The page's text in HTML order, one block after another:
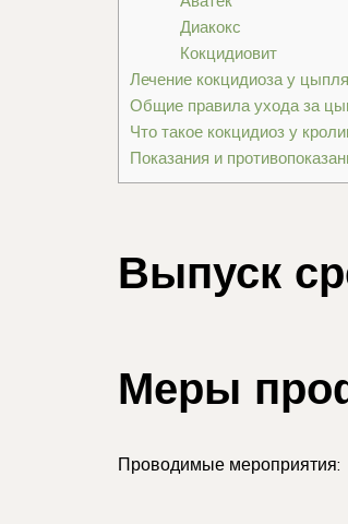
Диакокс
Кокцидиовит
Лечение кокцидиоза у
Общие правила ухода за
Что такое кокцидиоз у
Показания и
Выпуск
Меры
Проводимые мероприятия: